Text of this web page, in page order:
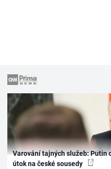
Varování tajných služeb: Putin
útok na české sousedy